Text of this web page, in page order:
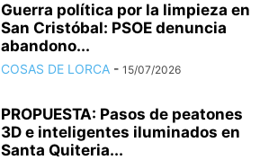
Guerra política por la limpieza en
San Cristóbal: PSOE denuncia
abandono...
COSAS DE LORCA - 15/07/2026
PROPUESTA: Pasos de peatones
3D e inteligentes iluminados en
Santa Quiteria...